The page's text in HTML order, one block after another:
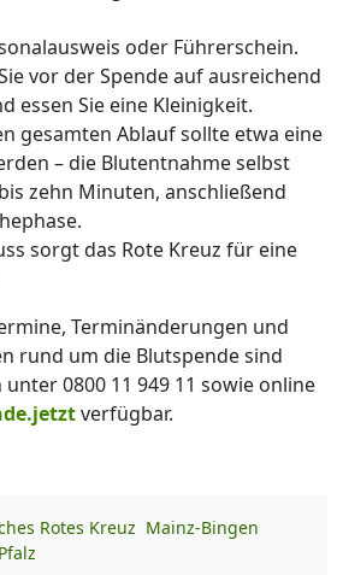
oder Führerschein.
vor der Spende auf ausreichend
essen Sie eine Kleinigkeit.
gesamten Ablauf sollte etwa eine
– die Blutentnahme selbst
zehn Minuten, anschließend
sorgt das Rote Kreuz für eine
Terminänderungen und
rund um die Blutspende sind
0800 11 949 11 sowie online
verfügbar.
Rotes Kreuz Mainz-Bingen